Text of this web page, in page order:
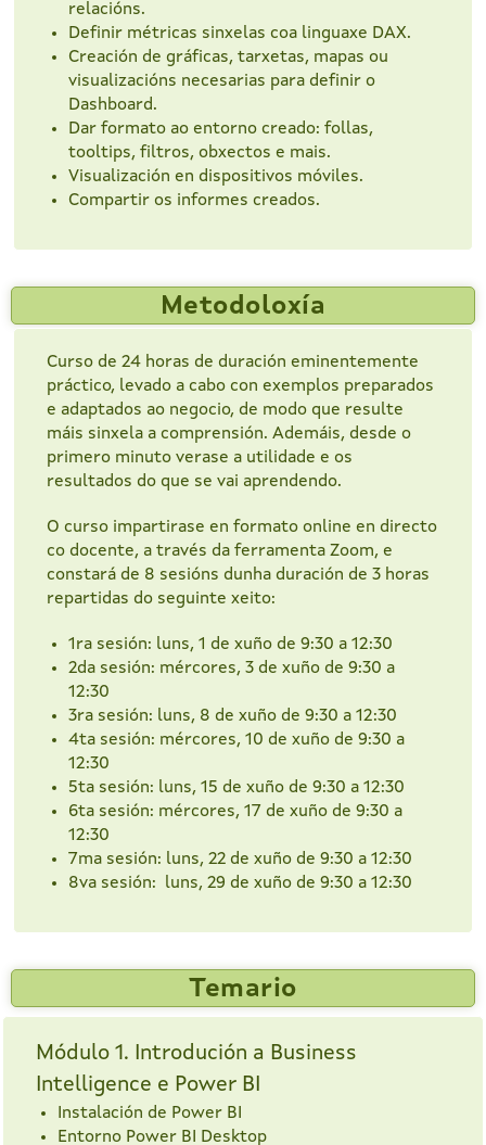
relacións.
Definir métricas sinxelas coa linguaxe DAX.
Creación de gráficas, tarxetas, mapas ou
visualizacións necesarias para definir o
Dashboard.
Dar formato ao entorno creado: follas,
tooltips, filtros, obxectos e mais.
Visualización en dispositivos móviles.
Compartir os informes creados.
Metodoloxía
Curso de 24 horas de duración eminentemente
práctico, levado a cabo con exemplos preparados
e adaptados ao negocio, de modo que resulte
máis sinxela a comprensión. Ademáis, desde o
primero minuto verase a utilidade e os
resultados do que se vai aprendendo.
O curso impartirase en formato online en directo
co docente, a través da ferramenta Zoom, e
constará de 8 sesións dunha duración de 3 horas
repartidas do seguinte xeito:
1ra sesión: luns, 1 de xuño de 9:30 a 12:30
2da sesión: mércores, 3 de xuño de 9:30 a
12:30
3ra sesión: luns, 8 de xuño de 9:30 a 12:30
4ta sesión: mércores, 10 de xuño de 9:30 a
12:30
5ta sesión: luns, 15 de xuño de 9:30 a 12:30
6ta sesión: mércores, 17 de xuño de 9:30 a
12:30
7ma sesión: luns, 22 de xuño de 9:30 a 12:30
8va sesión: luns, 29 de xuño de 9:30 a 12:30
Temario
Módulo 1. Introdución a Business
Intelligence e Power BI
Instalación de Power BI
Entorno Power BI Desktop